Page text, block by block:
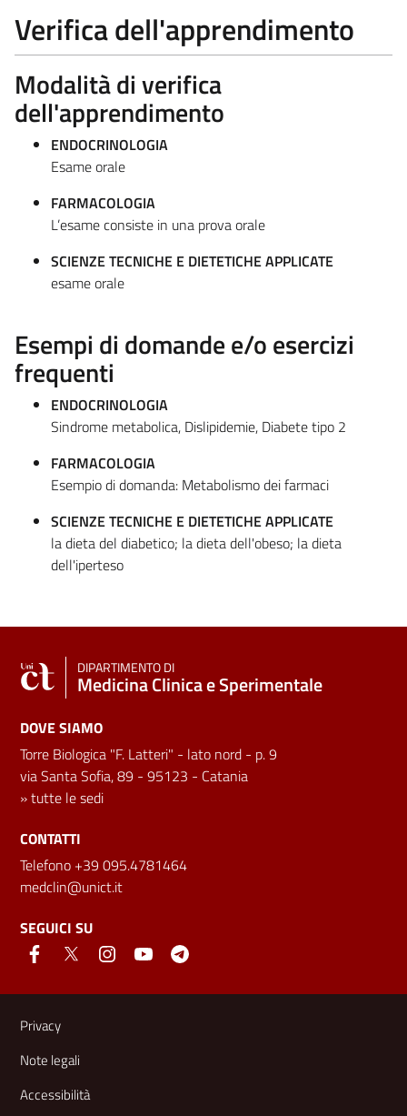
Verifica dell'apprendimento
Modalità di verifica
dell'apprendimento
ENDOCRINOLOGIA
Esame orale
FARMACOLOGIA
L’esame consiste in una prova orale
SCIENZE TECNICHE E DIETETICHE APPLICATE
esame orale
Esempi di domande e/o esercizi
frequenti
ENDOCRINOLOGIA
Sindrome metabolica, Dislipidemie, Diabete tipo 2
FARMACOLOGIA
Esempio di domanda: Metabolismo dei farmaci
SCIENZE TECNICHE E DIETETICHE APPLICATE
la dieta del diabetico; la dieta dell'obeso; la dieta
dell'iperteso
DIPARTIMENTO DI
Medicina Clinica e Sperimentale
DOVE SIAMO
Torre Biologica "F. Latteri" - lato nord - p. 9
via Santa Sofia, 89 - 95123 - Catania
»tutte le sedi
CONTATTI
Telefono +39 095.4781464
medclin@unict.it
SEGUICI SU
Link e informazioni utili
Privacy
Note legali
Accessibilità